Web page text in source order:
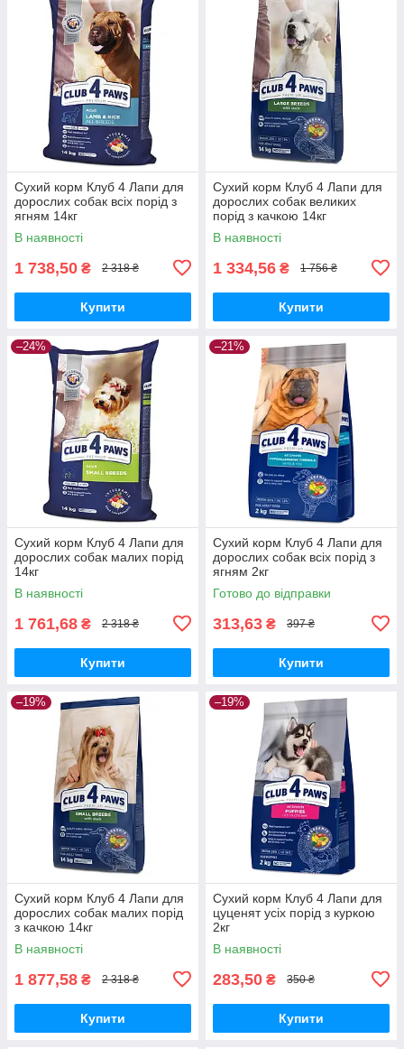
Сухий корм Клуб 4 Лапи для
дорослих собак всіх порід з
ягням 14кг
В наявності
1 738,50 ₴ 2 318 ₴
Купити
Сухий корм Клуб 4 Лапи для
дорослих собак великих
порід з качкою 14кг
В наявності
1 334,56 ₴ 1 756 ₴
Купити
–24%
Сухий корм Клуб 4 Лапи для
дорослих собак малих порід
14кг
В наявності
1 761,68 ₴ 2 318 ₴
Купити
–21%
Сухий корм Клуб 4 Лапи для
дорослих собак всіх порід з
ягням 2кг
Готово до відправки
313,63 ₴ 397 ₴
Купити
–19%
Сухий корм Клуб 4 Лапи для
дорослих собак малих порід
з качкою 14кг
В наявності
1 877,58 ₴ 2 318 ₴
Купити
–19%
Сухий корм Клуб 4 Лапи для
цуценят усіх порід з куркою
2кг
В наявності
283,50 ₴ 350 ₴
Купити